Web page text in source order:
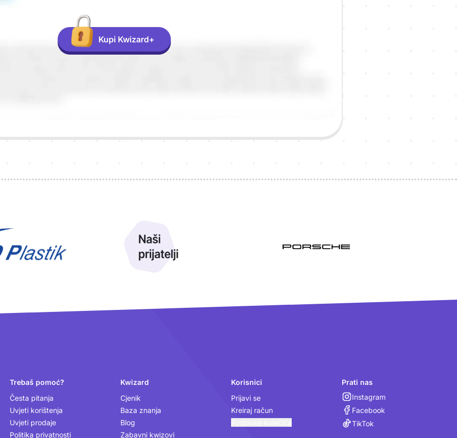
Kupi Kwizard+
Trebaš pomoć?
Česta pitanja
Uvjeti korištenja
Uvjeti prodaje
Politika privatnosti
Kwizard
Cjenik
Baza znanja
Blog
Zabavni kwizovi
Korisnici
Prijavi se
Kreiraj račun
Prati nas
Instagram
Facebook
TikTok